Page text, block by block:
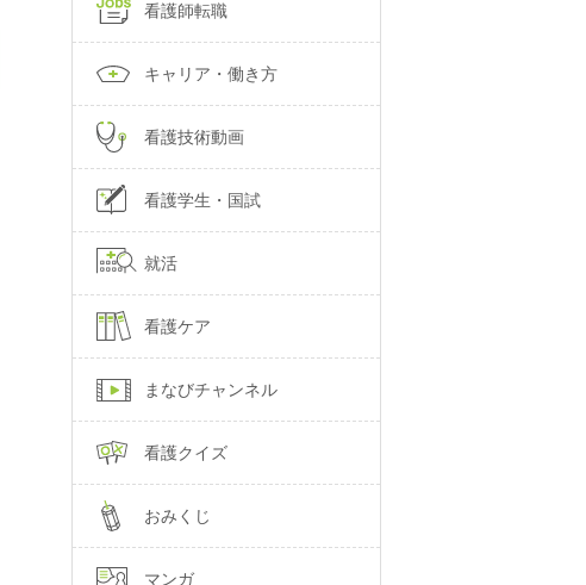
看護師転職
キャリア・働き方
看護技術動画
看護学生・国試
就活
看護ケア
まなびチャンネル
看護クイズ
おみくじ
マンガ